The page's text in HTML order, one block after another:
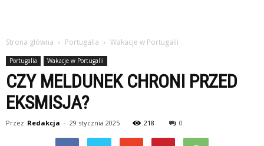
Strona główna Portugalia Wakacje w Portugalii
Portugalia Wakacje w Portugalii
CZY MELDUNEK CHRONI PRZED
EKSMISJA?
Przez Redakcja - 29 stycznia 2025 218 0